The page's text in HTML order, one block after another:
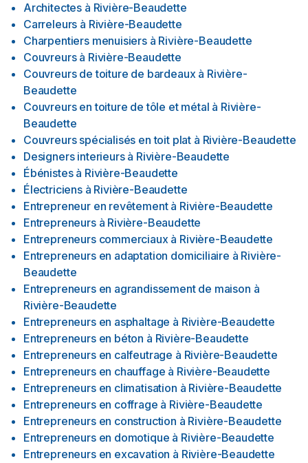
Architectes à Rivière-Beaudette
Carreleurs à Rivière-Beaudette
Charpentiers menuisiers à Rivière-Beaudette
Couvreurs à Rivière-Beaudette
Couvreurs de toiture de bardeaux à Rivière-
Beaudette
Couvreurs en toiture de tôle et métal à Rivière-
Beaudette
Couvreurs spécialisés en toit plat à Rivière-Beaudette
Designers interieurs à Rivière-Beaudette
Ébénistes à Rivière-Beaudette
Électriciens à Rivière-Beaudette
Entrepreneur en revêtement à Rivière-Beaudette
Entrepreneurs à Rivière-Beaudette
Entrepreneurs commerciaux à Rivière-Beaudette
Entrepreneurs en adaptation domiciliaire à Rivière-
Beaudette
Entrepreneurs en agrandissement de maison à
Rivière-Beaudette
Entrepreneurs en asphaltage à Rivière-Beaudette
Entrepreneurs en béton à Rivière-Beaudette
Entrepreneurs en calfeutrage à Rivière-Beaudette
Entrepreneurs en chauffage à Rivière-Beaudette
Entrepreneurs en climatisation à Rivière-Beaudette
Entrepreneurs en coffrage à Rivière-Beaudette
Entrepreneurs en construction à Rivière-Beaudette
Entrepreneurs en domotique à Rivière-Beaudette
Entrepreneurs en excavation à Rivière-Beaudette